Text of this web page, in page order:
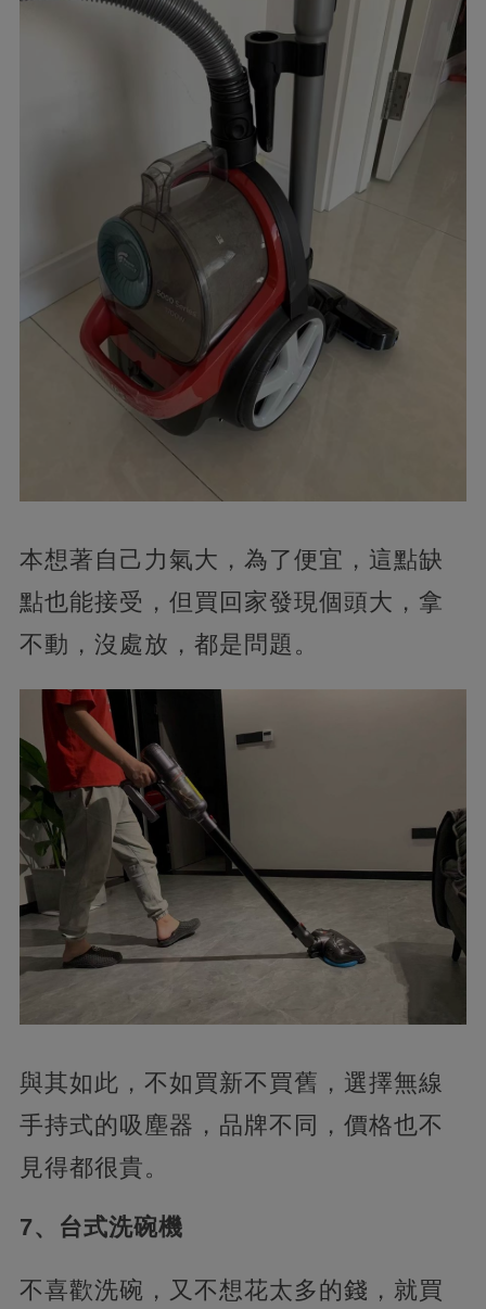
本想著自己力氣大，為了便宜，這點缺
點也能接受，但買回家發現個頭大，拿
不動，沒處放，都是問題。
與其如此，不如買新不買舊，選擇無線
手持式的吸塵器，品牌不同，價格也不
見得都很貴。
7、台式洗碗機
不喜歡洗碗，又不想花太多的錢，就買